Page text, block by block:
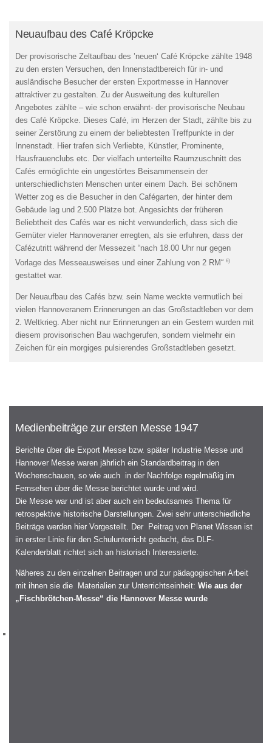
Neuaufbau des Café Kröpcke
Der provisorische Zeltaufbau des ’neuen‘ Café Kröpcke zählte 1948
zu den ersten Versuchen, den Innenstadtbereich für in- und
ausländische Besucher der ersten Exportmesse in Hannover
attraktiver zu gestalten. Zu der Ausweitung des kulturellen
Angebotes zählte – wie schon erwähnt- der provisorische Neubau
des Café Kröpcke. Dieses Café, im Herzen der Stadt, zählte bis zu
seiner Zerstörung zu einem der beliebtesten Treffpunkte in der
Innenstadt. Hier trafen sich Verliebte, Künstler, Prominente,
Hausfrauenclubs etc. Der vielfach unterteilte Raumzuschnitt des
Cafés ermöglichte ein ungestörtes Beisammensein der
unterschiedlichsten Menschen unter einem Dach. Bei schönem
Wetter zog es die Besucher in den Cafégarten, der hinter dem
Gebäude lag und 2.500 Plätze bot. Angesichts der früheren
Beliebtheit des Cafés war es nicht verwunderlich, dass sich die
Gemüter vieler Hannoveraner erregten, als sie erfuhren, dass der
Cafézutritt während der Messezeit “nach 18.00 Uhr nur gegen
Vorlage des Messeausweises und einer Zahlung von 2 RM“ 6)
gestattet war.
Der Neuaufbau des Cafés bzw. sein Name weckte vermutlich bei
vielen Hannoveranern Erinnerungen an das Großstadtleben vor dem
2. Weltkrieg. Aber nicht nur Erinnerungen an ein Gestern wurden mit
diesem provisorischen Bau wachgerufen, sondern vielmehr ein
Zeichen für ein morgiges pulsierendes Großstadtleben gesetzt.
Medienbeiträge zur ersten Messe 1947
Berichte über die Export Messe bzw. später Industrie Messe und
Hannover Messe waren jährlich ein Standardbeitrag in den
Wochenschauen, so wie auch in der Nachfolge regelmäßig im
Fernsehen über die Messe berichtet wurde und wird.
Die Messe war und ist aber auch ein bedeutsames Thema für
retrospektive historische Darstellungen. Zwei sehr unterschiedliche
Beiträge werden hier Vorgestellt. Der Peitrag von Planet Wissen ist
iin erster Linie für den Schulunterricht gedacht, das DLF-
Kalenderblatt richtet sich an historisch Interessierte.
Näheres zu den einzelnen Beitragen und zur pädagogischen Arbeit
mit ihnen sie die Materialien zur Unterrichtseinheit: Wie aus der
„Fischbrötchen-Messe“ die Hannover Messe wurde